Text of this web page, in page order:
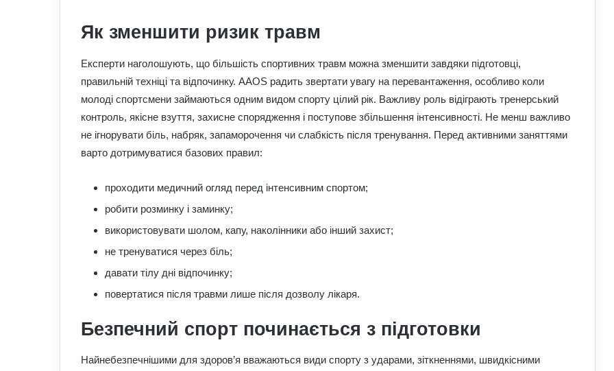
Як зменшити ризик травм
Експерти наголошують, що більшість спортивних травм можна зменшити завдяки підготовці,
правильній техніці та відпочинку. AAOS радить звертати увагу на перевантаження, особливо коли
молоді спортсмени займаються одним видом спорту цілий рік. Важливу роль відіграють тренерський
контроль, якісне взуття, захисне спорядження і поступове збільшення інтенсивності. Не менш важливо
не ігнорувати біль, набряк, запаморочення чи слабкість після тренування. Перед активними заняттями
варто дотримуватися базових правил:
проходити медичний огляд перед інтенсивним спортом;
робити розминку і заминку;
використовувати шолом, капу, наколінники або інший захист;
не тренуватися через біль;
давати тілу дні відпочинку;
повертатися після травми лише після дозволу лікаря.
Безпечний спорт починається з підготовки
Найнебезпечнішими для здоров’я вважаються види спорту з ударами, зіткненнями, швидкісними